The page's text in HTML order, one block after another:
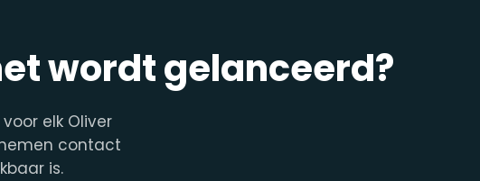
wordt gelanceerd?
elk Oliver
contact
is.